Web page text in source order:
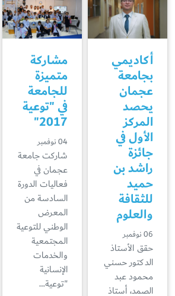
أكاديمي
بجامعة
عجمان
يحصد
المركز
الأول في
جائزة
راشد بن
حميد
للثقافة
والعلوم
06 نوفمبر
حقق الأستاذ
الدكتور حسني
محمود عبد
الصمد، أستاذ
مشاركة
متميزة
للجامعة
في "توعية
2017"
04 نوفمبر
شاركت جامعة
عجمان في
فعاليات الدورة
السادسة من
المعرض
الوطني للتوعية
المجتمعية
والخدمات
الإنسانية
"توعية…